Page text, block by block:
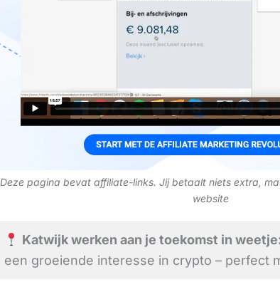
Deze pagina bevat affiliate-links. Jij betaalt niets extra,
website
Katwijk werken aan je toekomst in
een groeiende interesse in crypto – perfect